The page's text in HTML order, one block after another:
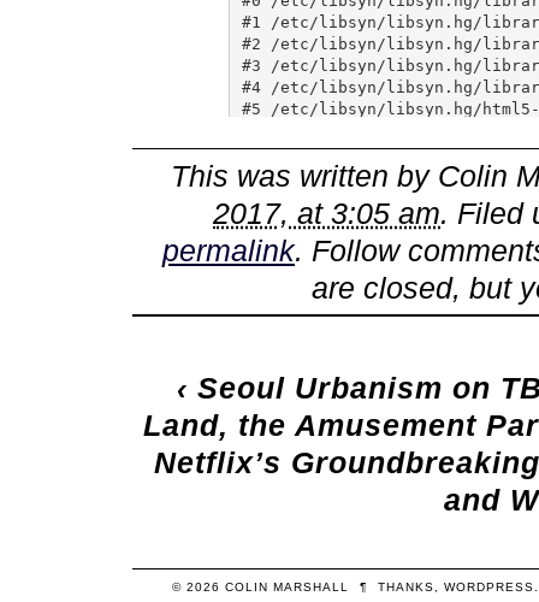
This was written by Colin
2017, at 3:05 am. Filed
permalink. Follow
are closed, but
‹ Seoul Urbanism on
Land, the Amusement
Netflix’s
and
© 2026COLIN MARSHALL ¶ THANKS,WORDPRESS.